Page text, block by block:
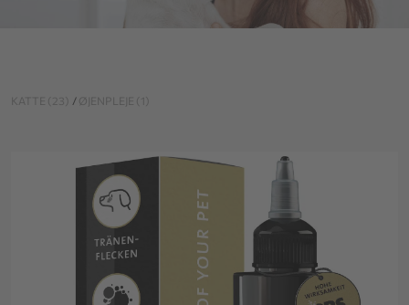
KATTE (23) / ØJENPLEJE (1)